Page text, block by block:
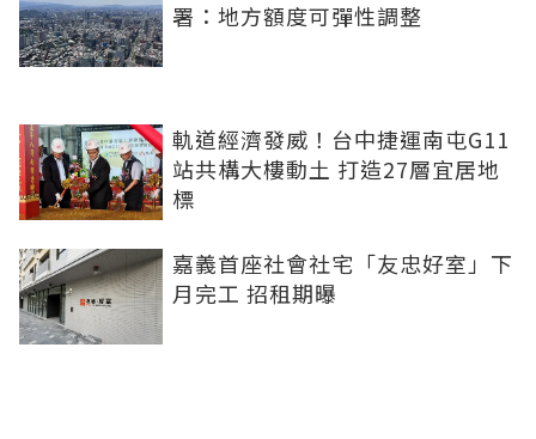
署：地方額度可彈性調整
軌道經濟發威！台中捷運南屯G11
站共構大樓動土 打造27層宜居地
標
嘉義首座社會社宅「友忠好室」下
月完工 招租期曝